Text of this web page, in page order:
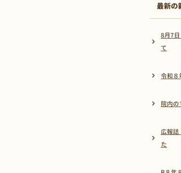
最新の
8月7
て
令和８
院内の
広報
た